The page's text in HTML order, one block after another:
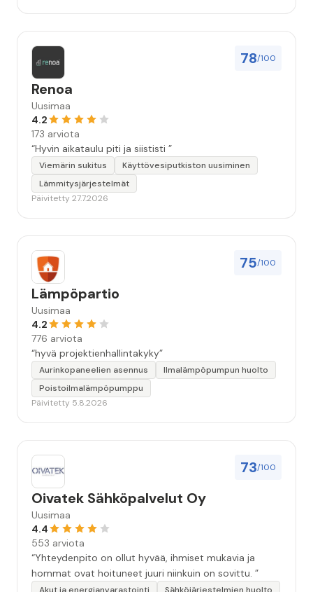
78/100
Renoa
Uusimaa
4.2
173 arviota
“Hyvin aikataulu piti ja siististi ”
Viemärin sukitus
Käyttövesiputkiston uusiminen
Lämmitysjärjestelmät
Päivitetty 27.7.2026
75/100
Lämpöpartio
Uusimaa
4.2
776 arviota
“hyvä projektienhallintakyky”
Aurinkopaneelien asennus
Ilmalämpöpumpun huolto
Poistoilmalämpöpumppu
Päivitetty 5.8.2026
73/100
Oivatek Sähköpalvelut Oy
Uusimaa
4.4
553 arviota
“Yhteydenpito on ollut hyvää, ihmiset mukavia ja
hommat ovat hoituneet juuri niinkuin on sovittu. ”